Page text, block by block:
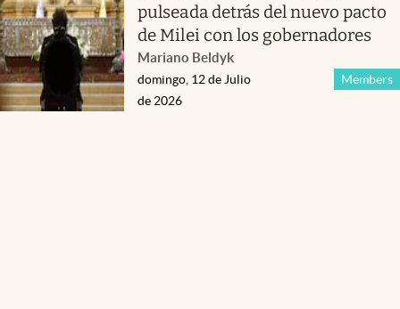
pulseada detrás del nuevo pacto
de Milei con los gobernadores
Mariano Beldyk
Members
domingo, 12 de Julio
de 2026